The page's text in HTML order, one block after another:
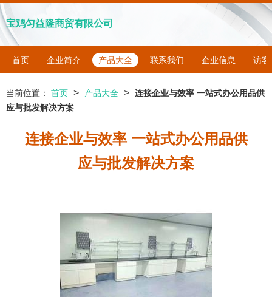
宝鸡匀益隆商贸有限公司
首页 企业简介 产品大全 联系我们 企业信息 访客
当前位置： 首页 > 产品大全 > 连接企业与效率 一站式办公用品供
应与批发解决方案
连接企业与效率 一站式办公用品供
应与批发解决方案